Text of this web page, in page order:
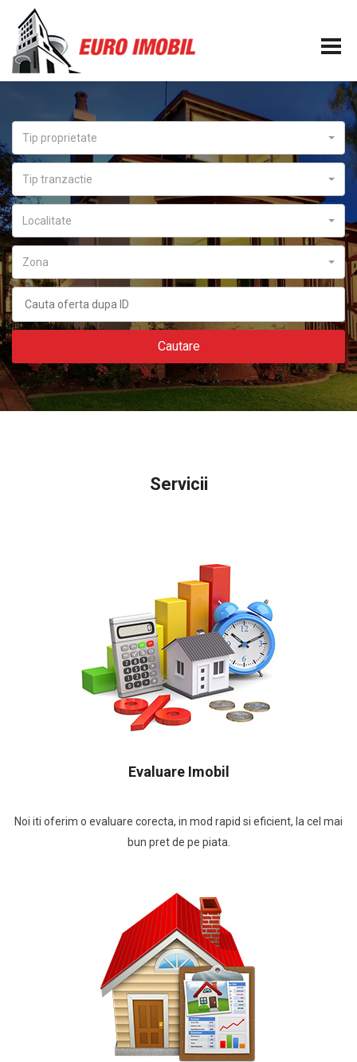
Tip proprietate
Tip tranzactie
Localitate
Zona
Servicii
Evaluare Imobil
Noi iti oferim o evaluare corecta, in mod rapid si eficient, la cel mai
bun pret de pe piata.